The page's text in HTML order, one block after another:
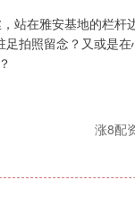
在雅安基地的栏杆
拍照留念？又或是
涨8配